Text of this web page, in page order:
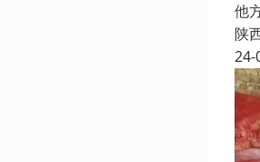
他
陕
24-